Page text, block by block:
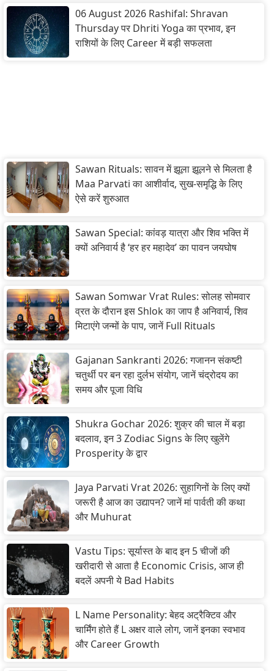
06 August 2026 Rashifal: Shravan
Thursday पर Dhriti Yoga का प्रभाव, इन
राशियों के लिए Career में बड़ी सफलता
Sawan Rituals: सावन में झूला झूलने से मिलता है
Maa Parvati का आशीर्वाद, सुख-समृद्धि के लिए
ऐसे करें शुरुआत
Sawan Special: कांवड़ यात्रा और शिव भक्ति में
क्यों अनिवार्य है ‘हर हर महादेव’ का पावन जयघोष
Sawan Somwar Vrat Rules: सोलह सोमवार
व्रत के दौरान इस Shlok का जाप है अनिवार्य, शिव
मिटाएंगे जन्मों के पाप, जानें Full Rituals
Gajanan Sankranti 2026: गजानन संकष्टी
चतुर्थी पर बन रहा दुर्लभ संयोग, जानें चंद्रोदय का
समय और पूजा विधि
Shukra Gochar 2026: शुक्र की चाल में बड़ा
बदलाव, इन 3 Zodiac Signs के लिए खुलेंगे
Prosperity के द्वार
Jaya Parvati Vrat 2026: सुहागिनों के लिए क्यों
जरूरी है आज का उद्यापन? जानें मां पार्वती की कथा
और Muhurat
Vastu Tips: सूर्यास्त के बाद इन 5 चीजों की
खरीदारी से आता है Economic Crisis, आज ही
बदलें अपनी ये Bad Habits
L Name Personality: बेहद अट्रैक्टिव और
चार्मिंग होते हैं L अक्षर वाले लोग, जानें इनका स्वभाव
और Career Growth